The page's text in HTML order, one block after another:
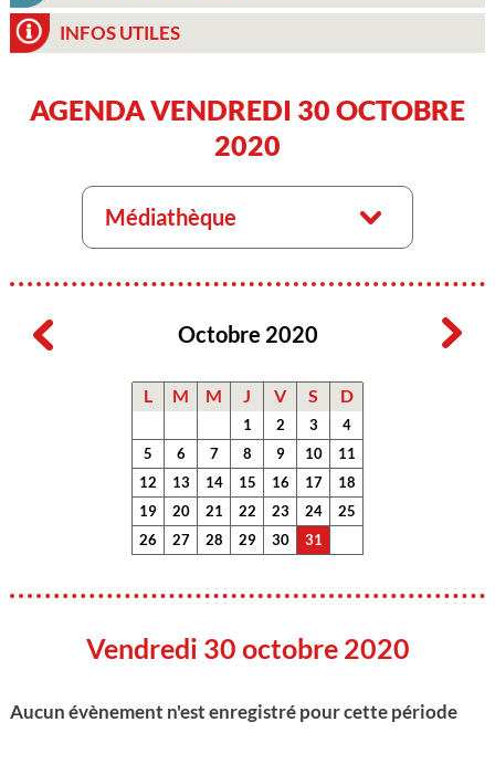
INFOS UTILES
AGENDA VENDREDI 30 OCTOBRE
2020
Médiathèque
Octobre 2020
L M M J V S D
1 2 3
4
5
6 7 8 9 10
11
12
13 14 15 16 17
18
19
20 21 22 23 24
25
26
27 28 29 30 31
Vendredi 30 octobre 2020
Aucun évènement n'est enregistré pour cette période